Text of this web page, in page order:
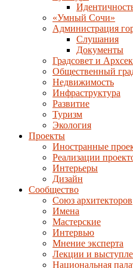
«Умный Сочи»
Администрация
Слушания
Документы
Градсовет и
Общественный
Недвижимость
Инфраструктура
Развитие
Туризм
Экология
Проекты
Иностранные
Реализации
Интерьеры
Дизайн
Сообщество
Союз архитекторов
Имена
Мастерские
Интервью
Мнение эксперта
Лекции и
Национальная